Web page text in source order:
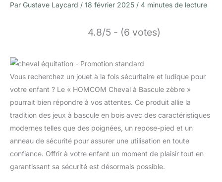
Par Gustave Laycard / 18 février 2025 / 4 minutes de lecture
4.8/5 - (6 votes)
Vous recherchez un jouet à la fois sécuritaire et ludique pour
votre enfant ? Le « HOMCOM Cheval à Bascule zèbre »
pourrait bien répondre à vos attentes. Ce produit allie la
tradition des jeux à bascule en bois avec des caractéristiques
modernes telles que des poignées, un repose-pied et un
anneau de sécurité pour assurer une utilisation en toute
confiance. Offrir à votre enfant un moment de plaisir tout en
garantissant sa sécurité est désormais possible.